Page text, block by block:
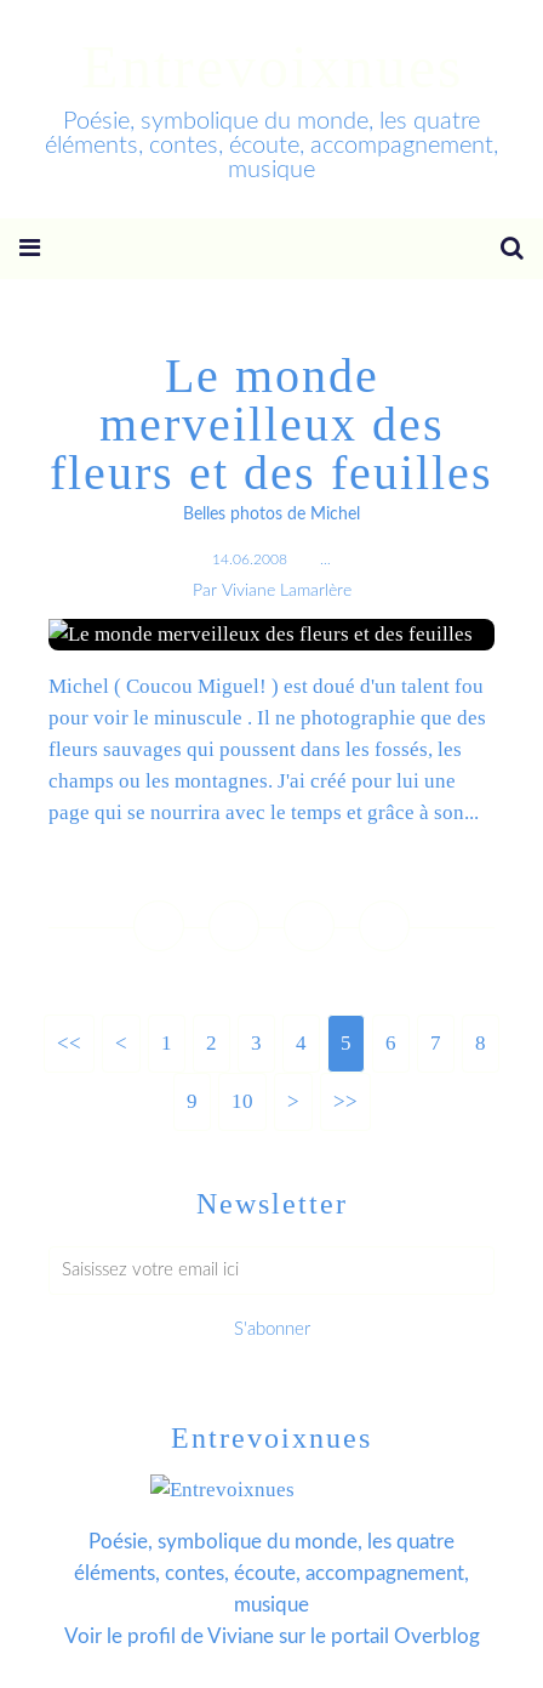
Poésie, symbolique du monde, les quatre
éléments, contes, écoute, accompagnement,
musique
Le monde
merveilleux des
fleurs et des feuilles
Belles photos de Michel
14.06.2008
Par Viviane Lamarlère
Michel ( Coucou Miguel! ) est doué d'un talent fou
pour voir le minuscule . Il ne photographie que des
fleurs sauvages qui poussent dans les fossés, les
champs ou les montagnes. J'ai créé pour lui une
page qui se nourrira avec le temps et grâce à son...
<< < 1 2 3 4 5 6 7 8
9 10 > >>
Newsletter
Entrevoixnues
Poésie, symbolique du monde, les quatre
éléments, contes, écoute, accompagnement,
musique
Voir le profil deVivianesur le portail Overblog